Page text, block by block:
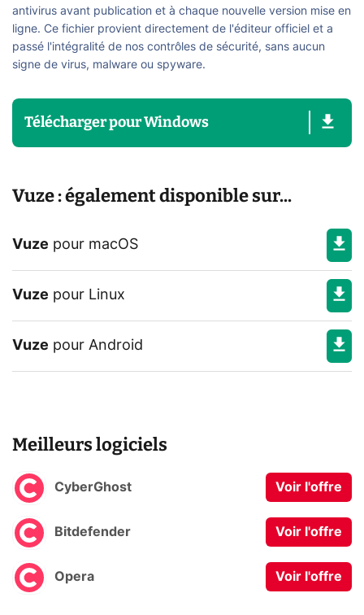
antivirus avant publication et à chaque nouvelle version mise en
ligne. Ce fichier provient directement de l'éditeur officiel et a
passé l'intégralité de nos contrôles de sécurité, sans aucun
signe de virus, malware ou spyware.
TéléchargerpourWindows
Vuze : également disponible sur...
Vuze pour macOS
Vuze pour Linux
Vuze pour Android
Meilleurs logiciels
CyberGhost Voir l'offre
Bitdefender Voir l'offre
Opera Voir l'offre